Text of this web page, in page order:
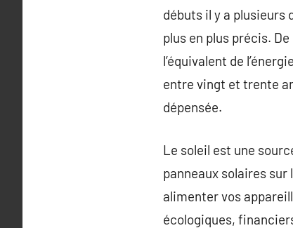
débuts il y a plusieurs
plus en plus précis.
l’équivalent de
entre vingt et trente
dépensée.
Le soleil est une
panneaux solaires
alimenter vos
écologiques,